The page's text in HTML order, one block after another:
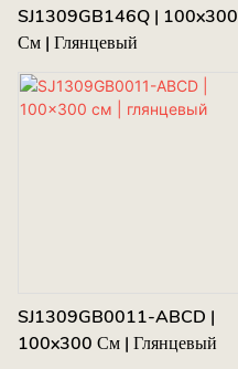
SJ1309GB146Q | 100x300
См | Глянцевый
SJ1309GB0011-ABCD |
100x300 См | Глянцевый